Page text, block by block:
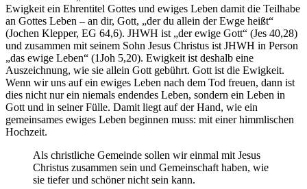
Ewigkeit ein Ehrentitel Gottes und ewiges Leben damit die Teilhabe
an Gottes Leben – an dir, Gott, „der du allein der Ewge heißt“
(Jochen Klepper, EG 64,6). JHWH ist „der ewige Gott“ (Jes 40,28)
und zusammen mit seinem Sohn Jesus Christus ist JHWH in Person
„das ewige Leben“ (1Joh 5,20). Ewigkeit ist deshalb eine
Auszeichnung, wie sie allein Gott gebührt. Gott ist die Ewigkeit.
Wenn wir uns auf ein ewiges Leben nach dem Tod freuen, dann ist
dies nicht nur ein niemals endendes Leben, sondern ein Leben in
Gott und in seiner Fülle. Damit liegt auf der Hand, wie ein
gemeinsames ewiges Leben beginnen muss: mit einer himmlischen
Hochzeit.
Als christliche Gemeinde sollen wir einmal mit Jesus
Christus zusammen sein und Gemeinschaft haben, wie
sie tiefer und schöner nicht sein kann.